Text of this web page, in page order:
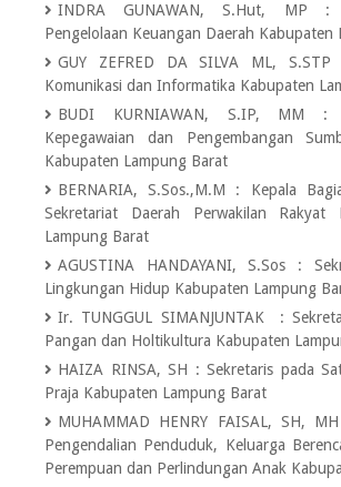
INDRA GUNAWAN, S.Hut, MP
:
Pengelolaan Keuangan Daerah Kabupaten
GUY ZEFRED DA SILVA ML, S.STP
Komunikasi dan Informatika Kabupaten
BUDI KURNIAWAN, S.IP, MM
:
Kepegawaian dan Pengembangan
Kabupaten Lampung Barat
BERNARIA, S.Sos.,M.M
:
Kepala
Sekretariat Daerah Perwakilan Rakyat
Lampung Barat
AGUSTINA HANDAYANI, S.Sos
:
Lingkungan Hidup Kabupaten Lampung
Ir. TUNGGUL SIMANJUNTAK
:
Pangan dan Holtikultura Kabupaten
HAIZA RINSA, SH : Sekretaris pada
Praja Kabupaten Lampung Barat
MUHAMMAD HENRY FAISAL, SH, MH
Pengendalian Penduduk, Keluarga
Perempuan dan Perlindungan Anak